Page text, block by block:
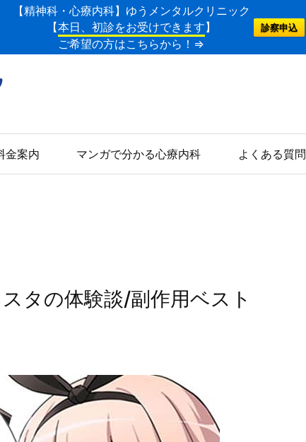
【精神科・心療内科】ゆうメンタルクリニック
【本日、初診をお受けできます】
ご希望の方はこちらから！⇒
診察申込
金案内 マンガで分かる心療内科 よくある質問
タの体験談/副作用ベスト